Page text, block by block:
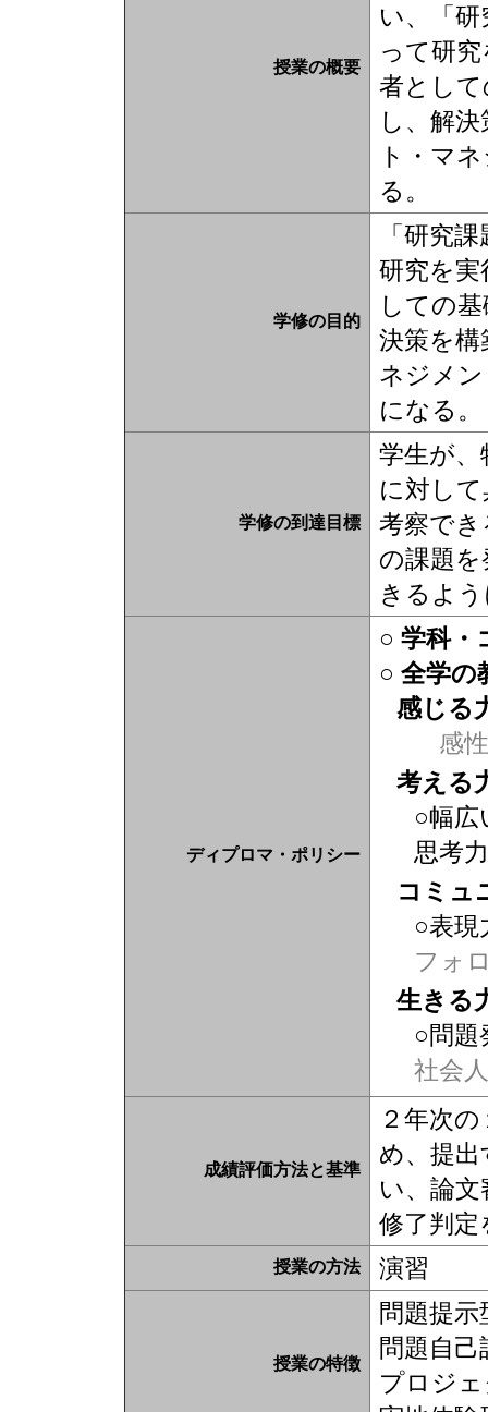
授業の概要
い、「
って研
者として
し、解
ト・マ
る。
学修の目的
「研究
研究を
しての
決策を
ネジメ
になる。
学修の到達目標
学生が
に対し
考察で
の課題
きるよ
ディプロマ・ポリシー
○ 学科・
○ 全学の
感じる
感性
考える
○幅広
思考力
コミュ
○表現
フォ
生きる
○問題
社会
成績評価方法と基準
２年次
め、提
い、論
修了判定
授業の方法 演習
授業の特徴
問題提
問題自己
プロジ